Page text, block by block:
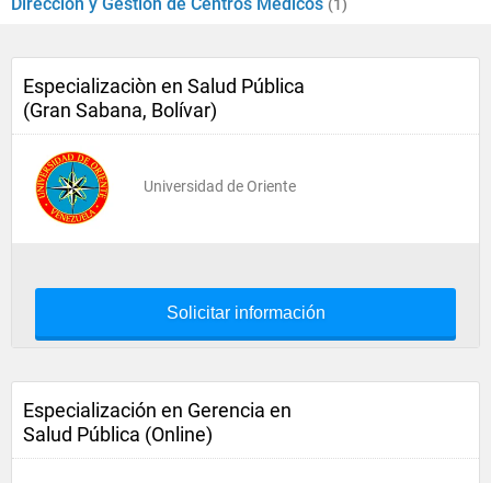
(1)
Especializaciòn en Salud Pública
(Gran Sabana, Bolívar)
Universidad de Oriente
Solicitar información
Especialización en Gerencia en
Salud Pública (Online)